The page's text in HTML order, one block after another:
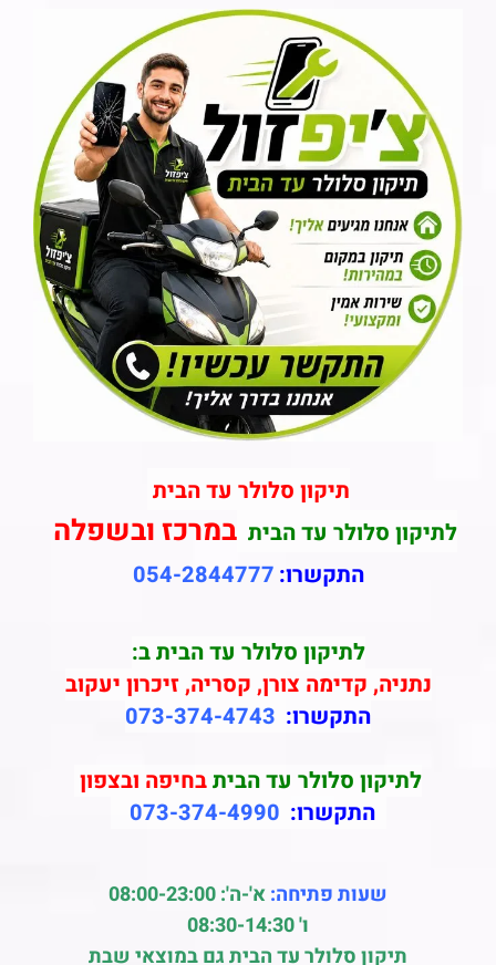
תיקון סלולר עד הבית
לתיקון סלולר עד הביתבמרכז ובשפלה
התקשרו: 054-2844777
לתיקון סלולר עד הבית ב:
נתניה, קדימה צורן, קסריה, זיכרון יעקוב
התקשרו: 073-374-4743
לתיקון סלולר עד הביתבחיפה ובצפון
התקשרו: 073-374-4990
שעות פתיחה:א'-ה': 08:00-23:00
ו' 08:30-14:30
תיקון סלולר עד הבית גם במוצאי שבת